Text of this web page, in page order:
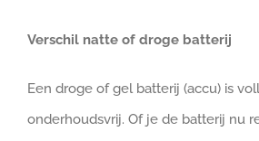
Verschil natte of droge batterij
Een droge of gel batterij (accu) is
onderhoudsvrij. Of je de batterij nu